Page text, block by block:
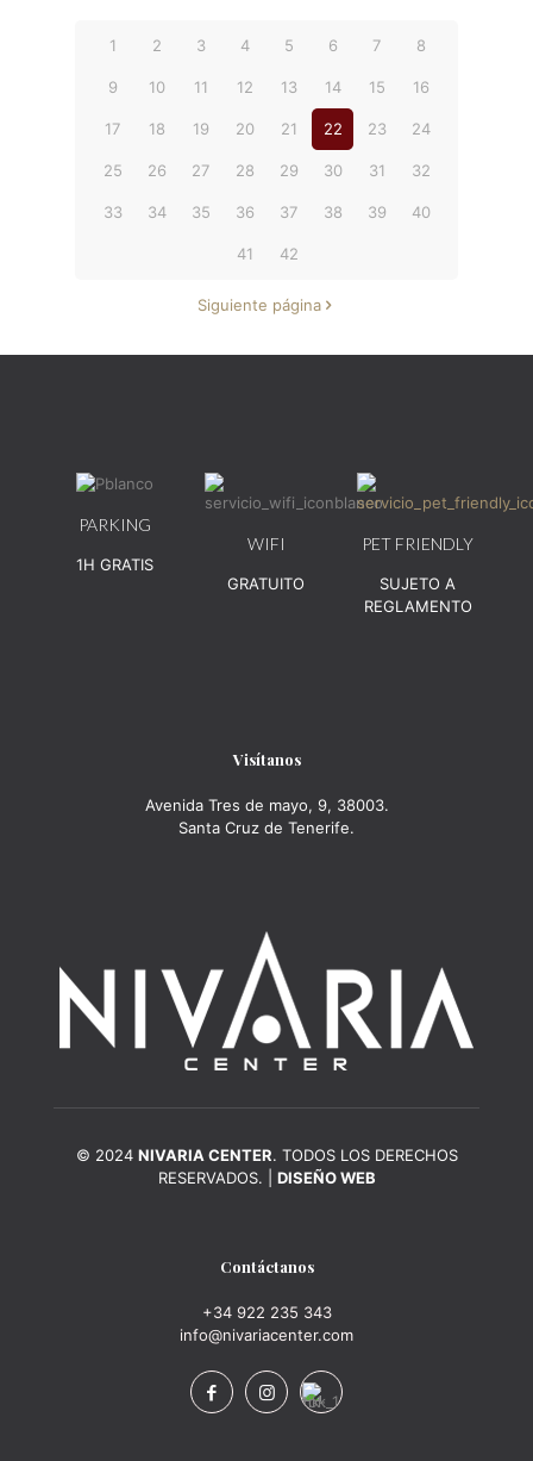
1 2 3 4 5 6 7 8
9 10 11 12 13 14 15 16
17 18 19 20 21 22 23 24
25 26 27 28 29 30 31 32
33 34 35 36 37 38 39 40
41 42
Siguiente página
PARKING
1H GRATIS
WIFI
GRATUITO
PET FRIENDLY
SUJETO A
REGLAMENTO
Visítanos
Avenida Tres de mayo, 9, 38003.
Santa Cruz de Tenerife.
© 2024 NIVARIA CENTER. TODOS LOS DERECHOS
RESERVADOS. | DISEÑO WEB
Contáctanos
+34 922 235 343
info@nivariacenter.com